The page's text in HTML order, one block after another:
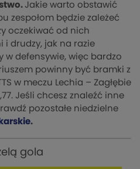
Jakie warto obstawić
zespołom będzie zależeć
oczekiwać od nich
i drudzy, jak na razie
w defensywie, więc bardzo
powinny być bramki z
w meczu Lechia – Zagłębie
Jeśli chcesz znaleźć inne
pozostałe niedzielne
.
gola